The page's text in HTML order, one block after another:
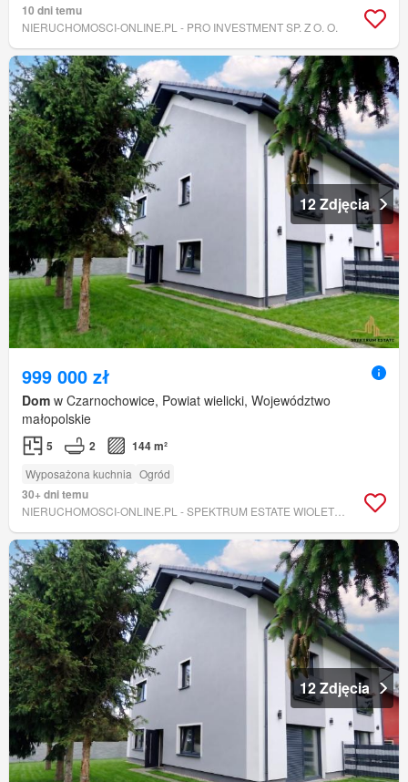
10 dni temu
NIERUCHOMOSCI-ONLINE.PL - PRO INVESTMENT SP. Z O. O.
12 Zdjęcia
999 000 zł
Dom w Czarnochowice, Powiat wielicki, Województwo
małopolskie
5 2 144 m²
Wyposażona kuchnia Ogród
30+ dni temu
12 Zdjęcia